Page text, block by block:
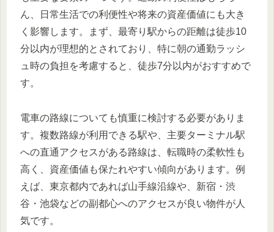
ん、日常生活での利便性や将来の資産価値にも大き
く影響します。まず、最寄り駅からの距離は徒歩10
分以内が理想的とされており、特に朝の通勤ラッシ
ュ時の負担を考慮すると、徒歩7分以内がおすすめで
す。
電車の路線についても慎重に検討する必要がありま
す。複数路線が利用できる駅や、主要ターミナル駅
への直通アクセスがある路線は、転職時の柔軟性も
高く、資産価値も保たれやすい傾向があります。例
えば、東京都内であれば山手線沿線や、新宿・渋
谷・池袋などの副都心へのアクセスが良い物件が人
気です。